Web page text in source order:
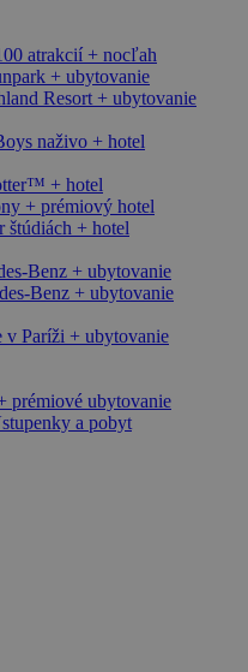
atrakcií + nocľah
+ ubytovanie
Resort + ubytovanie
naživo + hotel
+ hotel
+ prémiový hotel
štúdiách + hotel
Benz + ubytovanie
Benz + ubytovanie
v Paríži + ubytovanie
prémiové ubytovanie
a pobyt